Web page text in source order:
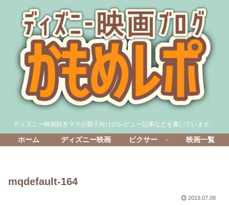
ディズニー映画好きママが親子向けのレビュー記事などを書いています。
ホーム ディズニー映画 ピクサー 映画一覧
mqdefault-164
2019.07.08